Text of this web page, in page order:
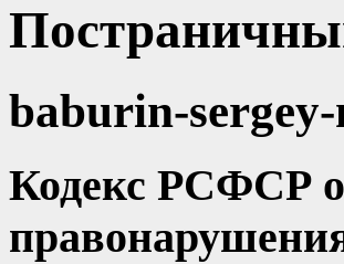
baburin-
Кодекс РСФСР